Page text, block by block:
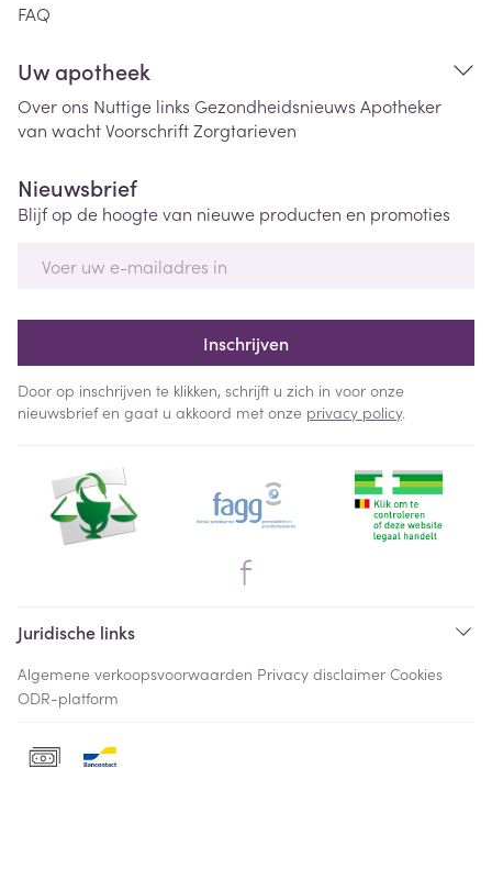
FAQ
Uw apotheek
Over ons Nuttige links Gezondheidsnieuws Apotheker
van wachtVoorschriftZorgtarieven
Nieuwsbrief
Blijf op de hoogte van nieuwe producten en promoties
Inschrijven
Door op inschrijven te klikken, schrijft u zich in voor onze
nieuwsbrief en gaat u akkoord met onze privacy policy.
Juridische links
Algemene verkoopsvoorwaarden Privacy disclaimer Cookies
ODR-platform